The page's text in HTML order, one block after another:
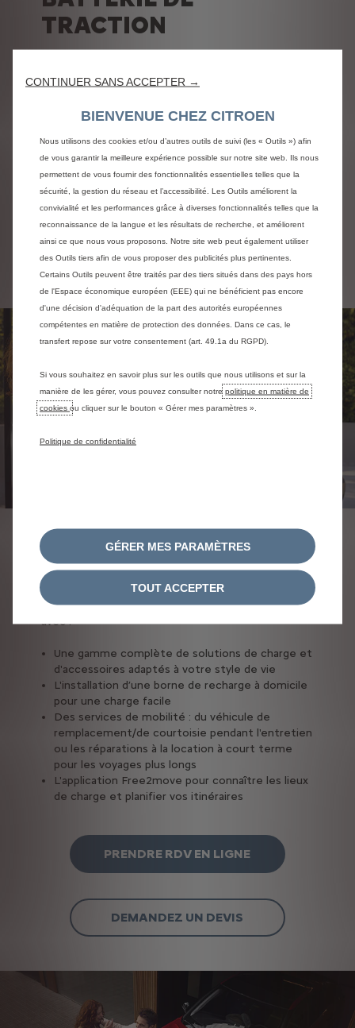
TRACTION
La batterie de traction est le cœur de votre
:
de la remise à neuf ou du recyclage des
RÉSERVEZ EN LIGNE
DEMANDEZ UN DEVIS
SERVICES ET
SOLUTIONS
Profitez du meilleur de votre Citroën électrique,
avec :
Une gamme complète de solutions de charge et
d'accessoires adaptés à votre style de vie
L'installation d’une borne de recharge à domicile
pour une charge facile
Des services de mobilité : du véhicule de
remplacement/de courtoisie pendant l'entretien
ou les réparations à la location à court terme
pour les voyages plus longs
L'application Free2move pour connaître les lieux
de charge et planifier vos itinéraires
PRENDRE RDV EN LIGNE
DEMANDEZ UN DEVIS
CONTINUER SANS ACCEPTER →
BIENVENUE CHEZ CITROEN
Nous utilisons des cookies et/ou d’autres outils de suivi (les « Outils ») afin
de vous garantir la meilleure expérience possible sur notre site web. Ils nous
permettent de vous fournir des fonctionnalités essentielles telles que la
sécurité, la gestion du réseau et l’accessibilité. Les Outils améliorent la
convivialité et les performances grâce à diverses fonctionnalités telles que la
reconnaissance de la langue et les résultats de recherche, et améliorent
ainsi ce que nous vous proposons. Notre site web peut également utiliser
des Outils tiers afin de vous proposer des publicités plus pertinentes.
Certains Outils peuvent être traités par des tiers situés dans des pays hors
de l'Espace économique européen (EEE) qui ne bénéficient pas encore
d'une décision d'adéquation de la part des autorités européennes
compétentes en matière de protection des données. Dans ce cas, le
transfert repose sur votre consentement (art. 49.1a du RGPD).
Si vous souhaitez en savoir plus sur les outils que nous utilisons et sur la
manière de les gérer, vous pouvez consulter notre politique en matière de
cookies ou cliquer sur le bouton « Gérer mes paramètres ».
Politique de confidentialité
GÉRER MES PARAMÈTRES
TOUT ACCEPTER